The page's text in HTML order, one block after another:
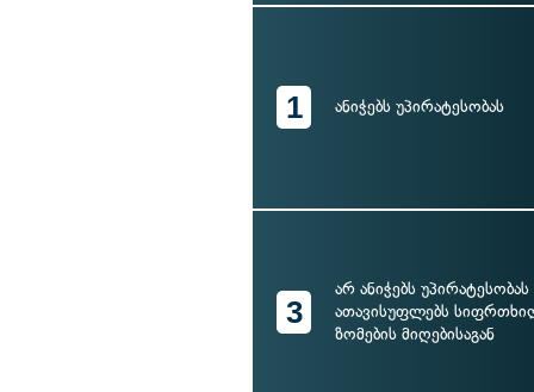
1 ანიჭებს უპირატესობას
3
არ ანიჭებს
ათავისუფლებს
ზომების მიღებისაგან